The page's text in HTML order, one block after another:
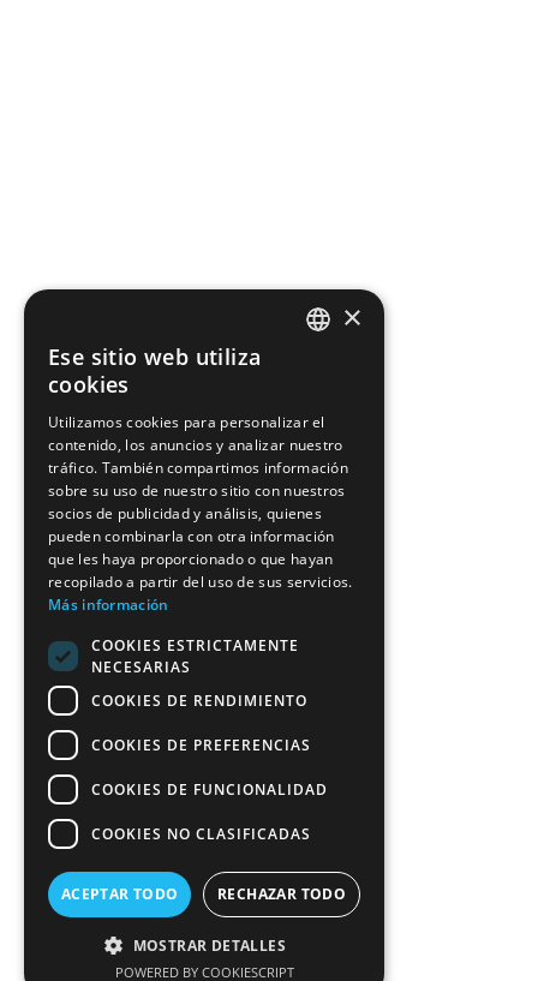
SPANISH
×
Ese sitio web utiliza
cookies
Utilizamos cookies para personalizar el
contenido, los anuncios y analizar nuestro
tráfico. También compartimos información
sobre su uso de nuestro sitio con nuestros
socios de publicidad y análisis, quienes
pueden combinarla con otra información
que les haya proporcionado o que hayan
recopilado a partir del uso de sus servicios.
Más información
COOKIES ESTRICTAMENTE
NECESARIAS
COOKIES DE RENDIMIENTO
COOKIES DE PREFERENCIAS
COOKIES DE FUNCIONALIDAD
COOKIES NO CLASIFICADAS
ACEPTAR TODO RECHAZAR TODO
MOSTRAR DETALLES
POWERED BY COOKIESCRIPT